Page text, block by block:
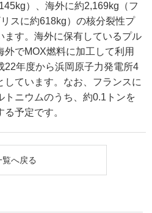
）、海外に約2,169kg（フ
スに約618kg）の核分裂性プ
ます。海外に保有しているプル
外でMOX燃料に加工して利用
22年度から浜岡原子力発電所4
ています。なお、フランスに
トニウムのうち、約0.1トンを
予定です。
覧へ戻る